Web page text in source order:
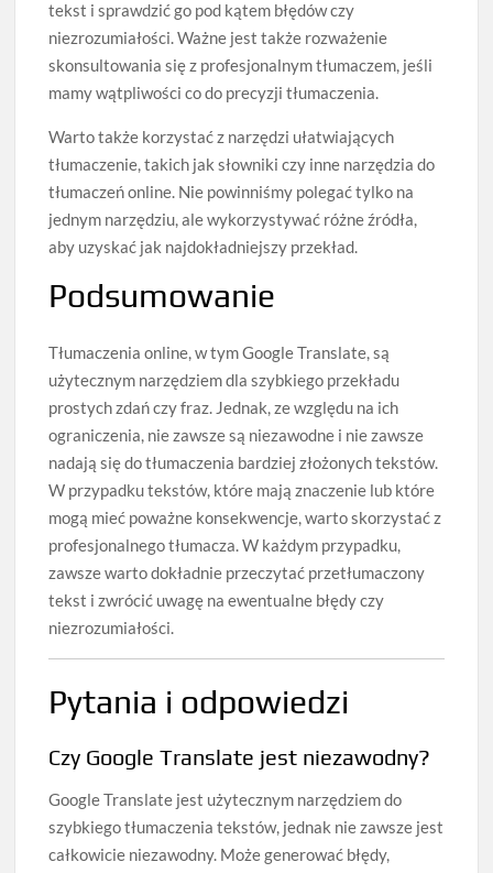
tekst i sprawdzić go pod kątem błędów czy
niezrozumiałości. Ważne jest także rozważenie
skonsultowania się z profesjonalnym tłumaczem, jeśli
mamy wątpliwości co do precyzji tłumaczenia.
Warto także korzystać z narzędzi ułatwiających
tłumaczenie, takich jak słowniki czy inne narzędzia do
tłumaczeń online. Nie powinniśmy polegać tylko na
jednym narzędziu, ale wykorzystywać różne źródła,
aby uzyskać jak najdokładniejszy przekład.
Podsumowanie
Tłumaczenia online, w tym Google Translate, są
użytecznym narzędziem dla szybkiego przekładu
prostych zdań czy fraz. Jednak, ze względu na ich
ograniczenia, nie zawsze są niezawodne i nie zawsze
nadają się do tłumaczenia bardziej złożonych tekstów.
W przypadku tekstów, które mają znaczenie lub które
mogą mieć poważne konsekwencje, warto skorzystać z
profesjonalnego tłumacza. W każdym przypadku,
zawsze warto dokładnie przeczytać przetłumaczony
tekst i zwrócić uwagę na ewentualne błędy czy
niezrozumiałości.
Pytania i odpowiedzi
Czy Google Translate jest niezawodny?
Google Translate jest użytecznym narzędziem do
szybkiego tłumaczenia tekstów, jednak nie zawsze jest
całkowicie niezawodny. Może generować błędy,